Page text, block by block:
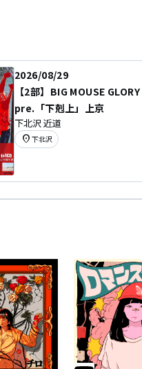
2026/08/29
【2部】BIG MOUSE GLORY
pre.「下剋上」上京
下北沢 近道
location_on 下北沢